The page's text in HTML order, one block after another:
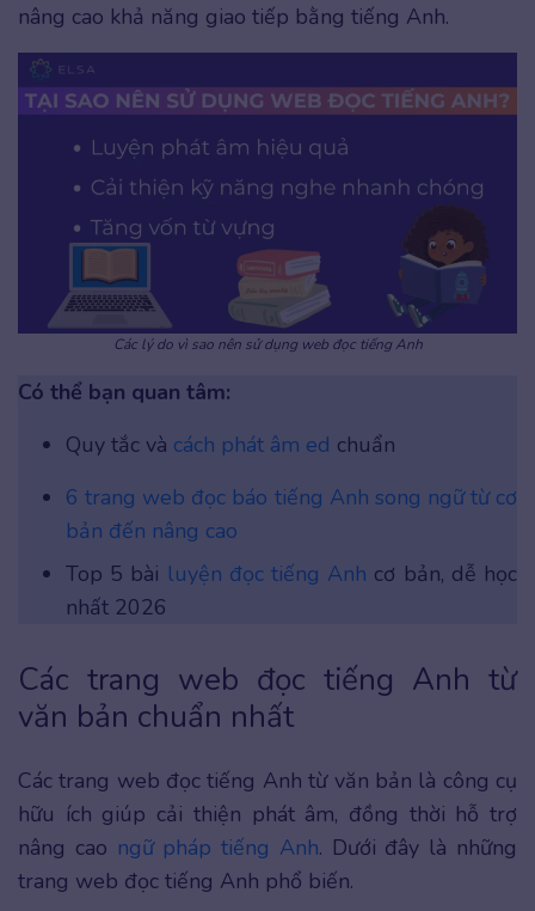
nâng cao khả năng giao tiếp bằng tiếng Anh.
Các lý do vì sao nên sử dụng web đọc tiếng Anh
Có thể bạn quan tâm:
Quy tắc và cách phát âm ed chuẩn
6 trang web đọc báo tiếng Anh song ngữ từ cơ
bản đến nâng cao
Top 5 bài luyện đọc tiếng Anh cơ bản, dễ học
nhất 2026
Các trang web đọc tiếng Anh từ
văn bản chuẩn nhất
Các trang web đọc tiếng Anh từ văn bản là công cụ
hữu ích giúp cải thiện phát âm, đồng thời hỗ trợ
nâng cao ngữ pháp tiếng Anh. Dưới đây là những
trang web đọc tiếng Anh phổ biến.